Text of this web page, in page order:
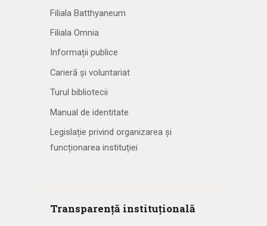
Filiala Batthyaneum
Filiala Omnia
Informații publice
Carieră și voluntariat
Turul bibliotecii
Manual de identitate
Legislație privind organizarea și
funcționarea instituției
Transparență instituțională